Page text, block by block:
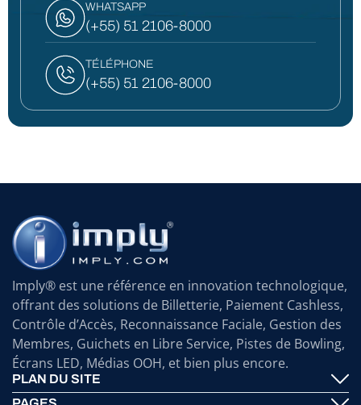
WHATSAPP
(+55) 51 2106-8000
TÉLÉPHONE
(+55) 51 2106-8000
Imply® est une référence en innovation technologique,
offrant des solutions de Billetterie, Paiement Cashless,
Contrôle d’Accès, Reconnaissance Faciale, Gestion des
Membres, Guichets en Libre Service, Pistes de Bowling,
Écrans LED, Médias OOH, et bien plus encore.
PLAN DU SITE